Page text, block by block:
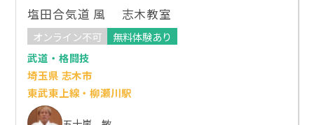
塩田合気道 風 志木教室
オンライン不可
無料体験あり
武道・格闘技
埼玉県 志木市
東武東上線・柳瀬川駅